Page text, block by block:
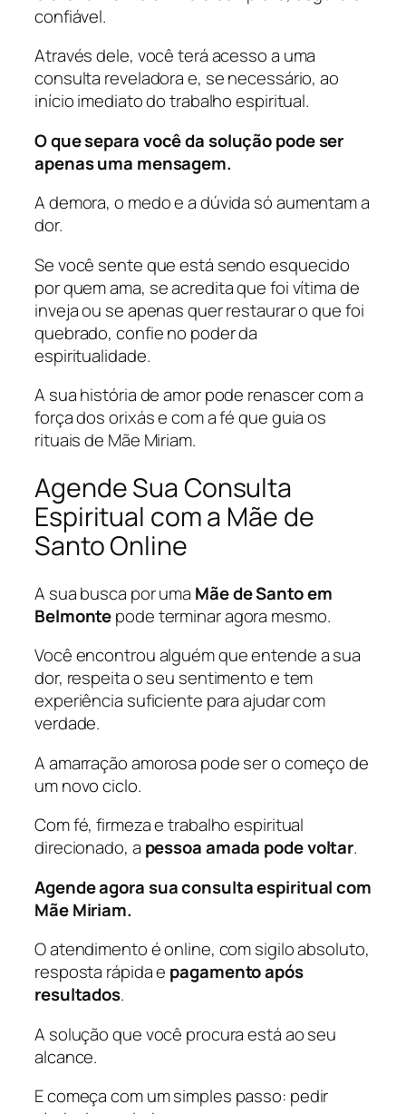
confiável.
Através dele, você terá acesso a uma
consulta reveladora e, se necessário, ao
início imediato do trabalho espiritual.
O que separa você da solução pode ser
apenas uma mensagem.
A demora, o medo e a dúvida só aumentam a
dor.
Se você sente que está sendo esquecido
por quem ama, se acredita que foi vítima de
inveja ou se apenas quer restaurar o que foi
quebrado, confie no poder da
espiritualidade.
A sua história de amor pode renascer com a
força dos orixás e com a fé que guia os
rituais de Mãe Miriam.
Agende Sua Consulta
Espiritual com a Mãe de
Santo Online
A sua busca por uma Mãe de Santo em
Belmontepode terminar agora mesmo.
Você encontrou alguém que entende a sua
dor, respeita o seu sentimento e tem
experiência suficiente para ajudar com
verdade.
A amarração amorosa pode ser o começo de
um novo ciclo.
Com fé, firmeza e trabalho espiritual
direcionado, a pessoa amada pode voltar.
Agende agora sua consulta espiritual com
Mãe Miriam.
O atendimento é online, com sigilo absoluto,
resposta rápida e pagamento após
resultados.
A solução que você procura está ao seu
alcance.
E começa com um simples passo: pedir